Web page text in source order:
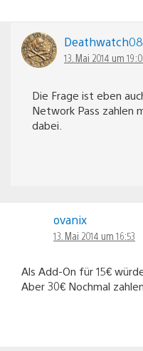
13. Mai 2014 um
Die Frage ist eben
Network Pass zahlen
dabei.
ovanix
13. Mai 2014 um 16:53
Als Add-On für 15€
Aber 30€ Nochmal